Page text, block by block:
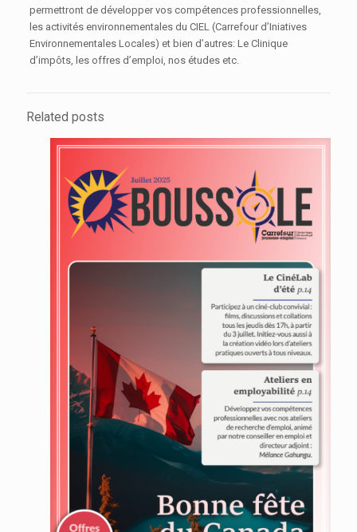
permettront de développer vos compétences professionnelles,
les activités environnementales du CIEL (Carrefour d’Iniatives
Environnementales Locales) et bien d’autres: Le Clinique
d’impôts, les offres d’emploi, nos études etc.
Related posts